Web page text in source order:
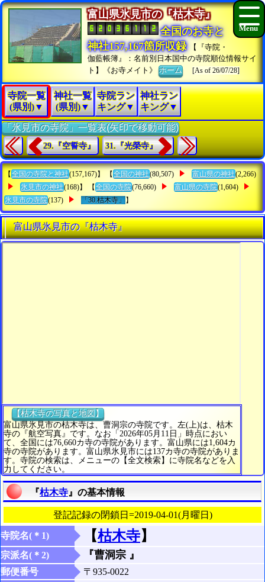
富山県氷見市の『枯木寺』
全国のお寺と
神社157,167箇所収録
【『寺院・
伽藍帳簿』：名前別日本国中の寺院順位情報サイ
ト】《お寺メイト》ホーム [As of 26/07/28]
寺院一覧
(県別)▼
神社一覧
(県別)▼
寺院ラン
キング▼
神社ラン
キング▼
「氷見市の寺院」一覧表(矢印で移動可能)
29.『空誓寺』 31.『光榮寺』
【 全国の寺院と神社(157,167)】 【 全国の神社(80,507) 富山県の神社(2,266)
氷見市の神社(168)】 【 全国の寺院(76,660) 富山県の寺院(1,604)
氷見市の寺院(137) 「30.枯木寺」 】
富山県氷見市の『枯木寺』
【枯木寺の写真と地図】
富山県氷見市の枯木寺は、曹洞宗の寺院です。左(上)は、枯木
寺の『航空写真』です。なお「2026年05月11日」時点におい
て、全国には76,660カ寺の寺院があります。富山県には1,604カ
寺の寺院があります。富山県氷見市には137カ寺の寺院がありま
す。寺院の検索は、メニューの【全文検索】に寺院名などを入
力してください。
『枯木寺 』の基本情報
登記記録の閉鎖日=2019-04-01(月曜日)
寺院名(＊1) 【枯木寺】
宗派名(＊2) 『曹洞宗 』
郵便番号
〒935-0022